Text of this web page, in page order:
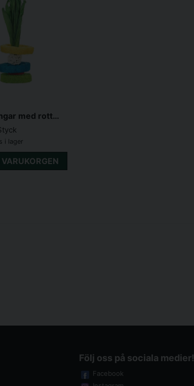
Luffaringar med rottingboll & träplatta 6*20cm
i lager
Följ oss på sociala medier!
Facebook